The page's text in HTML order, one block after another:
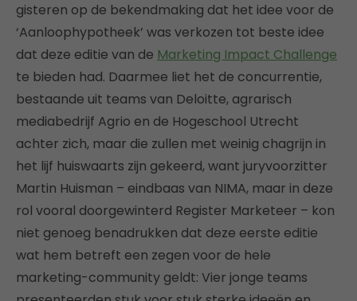
gisteren op de bekendmaking dat het idee voor de
‘Aanloophypotheek’ was verkozen tot beste idee
dat deze editie van de Marketing Impact Challenge
te bieden had. Daarmee liet het de concurrentie,
bestaande uit teams van Deloitte, agrarisch
mediabedrijf Agrio en de Hogeschool Utrecht
achter zich, maar die zullen met weinig chagrijn in
het lijf huiswaarts zijn gekeerd, want juryvoorzitter
Martin Huisman – eindbaas van NIMA, maar in deze
rol vooral doorgewinterd Register Marketeer – kon
niet genoeg benadrukken dat deze eerste editie
wat hem betreft een zegen voor de hele
marketing-community geldt: Vier jonge teams